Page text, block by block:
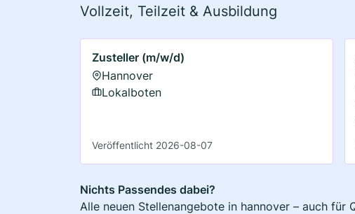
Vollzeit, Teilzeit & Ausbildung
Zusteller (m/w/d)
Hannover
Lokalboten
Veröffentlicht 2026-08-07
Nichts Passendes dabei?
Alle neuen Stellenangebote in hannover – auch